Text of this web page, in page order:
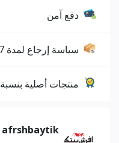
دفع آمن
سياسة إرجاع لمدة 7 أيام
منتجات أصلية بنسبة 100٪
afrshbaytik